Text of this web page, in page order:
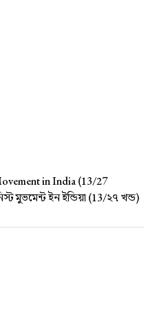
in India (13/27
মুভমেন্ট ইন ইন্ডিয়া (13/২৭ খন্ড)